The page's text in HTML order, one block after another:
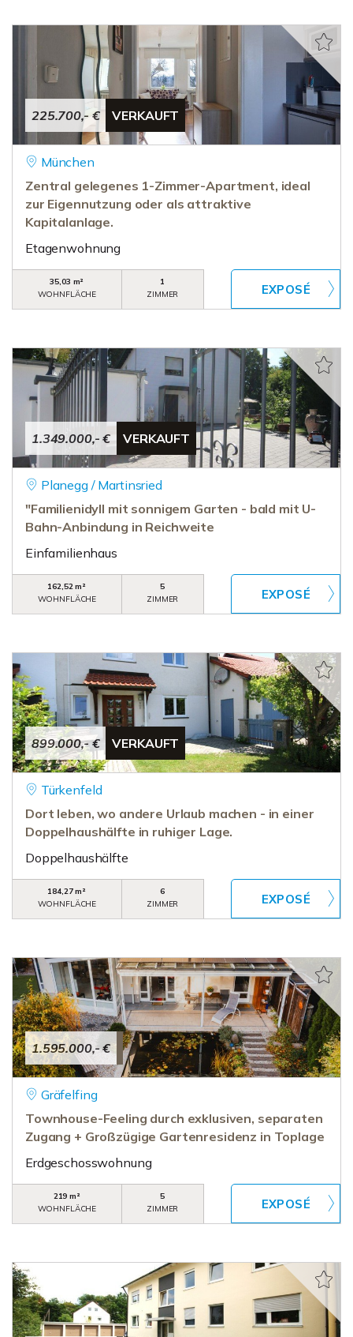
225.700,- € VERKAUFT
München
Zentral gelegenes 1-Zimmer-Apartment, ideal
zur Eigennutzung oder als attraktive
Kapitalanlage.
Etagenwohnung
35,03 m²
WOHNFLÄCHE
1
ZIMMER
1.349.000,- € VERKAUFT
Planegg / Martinsried
"Familienidyll mit sonnigem Garten - bald mit U-
Bahn-Anbindung in Reichweite
Einfamilienhaus
162,52 m²
WOHNFLÄCHE
5
ZIMMER
899.000,- € VERKAUFT
Türkenfeld
Dort leben, wo andere Urlaub machen - in einer
Doppelhaushälfte in ruhiger Lage.
Doppelhaushälfte
184,27 m²
WOHNFLÄCHE
6
ZIMMER
1.595.000,- €
Gräfelfing
Townhouse-Feeling durch exklusiven, separaten
Zugang + Großzügige Gartenresidenz in Toplage
Erdgeschosswohnung
219 m²
WOHNFLÄCHE
5
ZIMMER